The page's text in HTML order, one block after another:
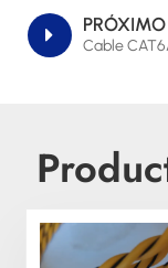
PRÓXIMO
Cable